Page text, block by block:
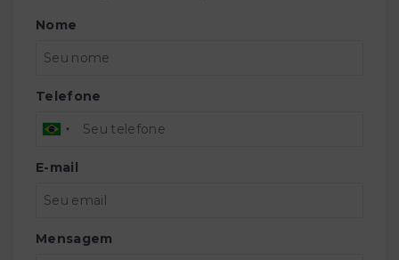
Nome
Telefone
E-mail
Mensagem